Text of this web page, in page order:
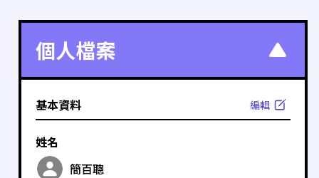
個人檔案
基本資料 編輯
姓名
簡百聰